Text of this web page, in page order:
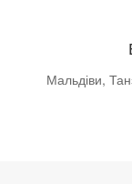
Мальдіви,